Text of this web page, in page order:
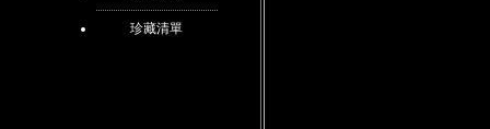
珍藏清單